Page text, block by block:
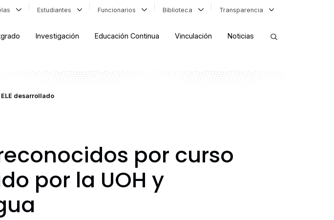
Estudiantes Funcionarios Biblioteca Transparencia
Investigación Educación Continua Vinculación Noticias
desarrollado
por curso
por la UOH y